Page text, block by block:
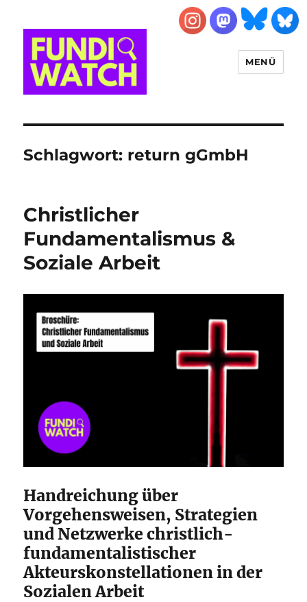
MENÜ
Schlagwort: return gGmbH
Christlicher
Fundamentalismus &
Soziale Arbeit
Handreichung über
Vorgehensweisen, Strategien
und Netzwerke christlich-
fundamentalistischer
Akteurskonstellationen in der
Sozialen Arbeit